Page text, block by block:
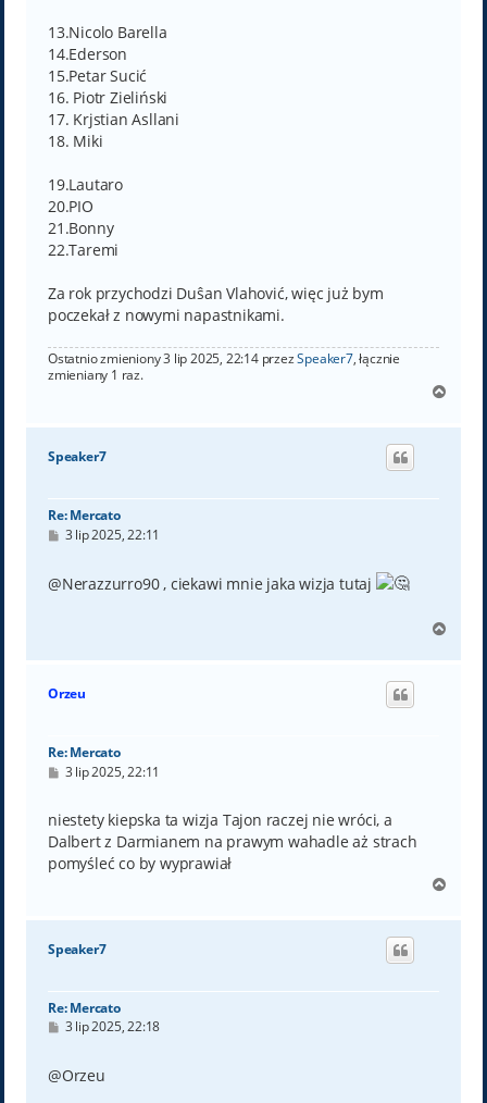
13.Nicolo Barella
14.Ederson
15.Petar Sucić
16. Piotr Zieliński
17. Krjstian Asllani
18. Miki
19.Lautaro
20.PIO
21.Bonny
22.Taremi
Za rok przychodzi Duŝan Vlahović, więc już bym
poczekał z nowymi napastnikami.
Ostatnio zmieniony 3 lip 2025, 22:14 przezSpeaker7, łącznie
zmieniany 1 raz.
g
Speaker7
Re: Mercato
P
t
3 lip 2025, 22:11
@Nerazzurro90 , ciekawi mnie jaka wizja tutaj
g
Orzeu
Re: Mercato
P
t
3 lip 2025, 22:11
niestety kiepska ta wizja Tajon raczej nie wróci, a
Dalbert z Darmianem na prawym wahadle aż strach
pomyśleć co by wyprawiał
g
Speaker7
Re: Mercato
P
t
3 lip 2025, 22:18
@Orzeu